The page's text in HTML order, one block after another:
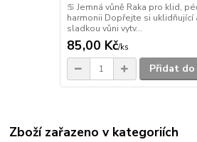
♋ Jemná vůně Raka pro klid,
harmonii Dopřejte si uklidňující
sladkou vůni vytv...
85,00 Kč/ks
Přidat do
Zboží zařazeno v kategoriích